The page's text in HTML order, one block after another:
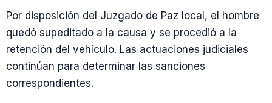
Por disposición del Juzgado de Paz local, el hombre
quedó supeditado a la causa y se procedió a la
retención del vehículo. Las actuaciones judiciales
continúan para determinar las sanciones
correspondientes.